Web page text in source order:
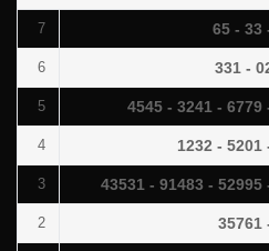
7 65 - 33
6 331 -
5 4545 - 3241 - 6779
4 1232 - 5201
3 43531 - 91483 - 52995
2 35761